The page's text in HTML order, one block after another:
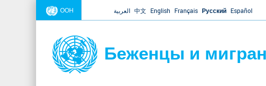
ООН العربية 中文 English Français Русский Español
Беженцы и